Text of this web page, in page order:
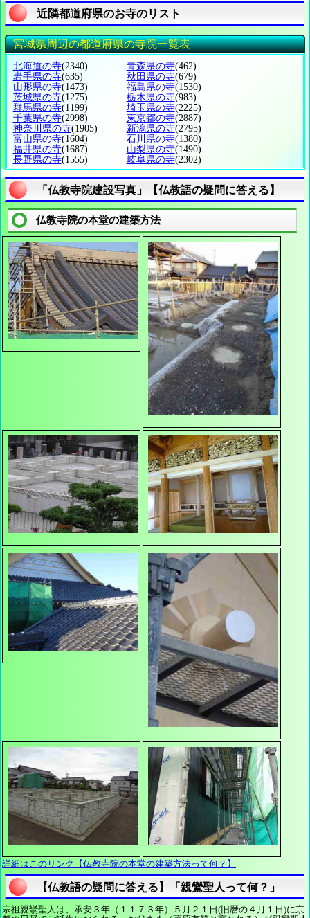
近隣都道府県のお寺のリスト
宮城県周辺の都道府県の寺院一覧表
北海道の寺(2340) 青森県の寺(462)
岩手県の寺(635) 秋田県の寺(679)
山形県の寺(1473) 福島県の寺(1530)
茨城県の寺(1275) 栃木県の寺(983)
群馬県の寺(1199) 埼玉県の寺(2225)
千葉県の寺(2998) 東京都の寺(2887)
神奈川県の寺(1905) 新潟県の寺(2795)
富山県の寺(1604) 石川県の寺(1380)
福井県の寺(1687) 山梨県の寺(1490)
長野県の寺(1555) 岐阜県の寺(2302)
「仏教寺院建設写真」【仏教語の疑問に答える】
仏教寺院の本堂の建築方法
詳細はこのリンク【仏教寺院の本堂の建築方法って何？】
【仏教語の疑問に答える】「親鸞聖人って何？」
宗祖親鸞聖人は、承安３年（１１７３年）５月２１日(旧暦の４月１日)に京